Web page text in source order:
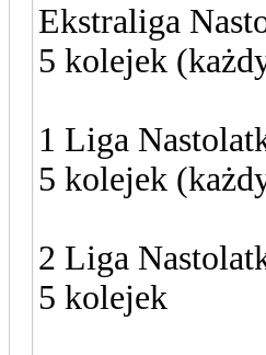
Ekstraliga
5 kolejek
1 Liga
5 kolejek
2 Liga
5 kolejek